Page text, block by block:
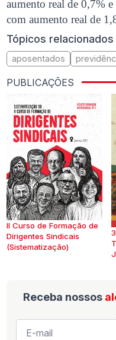
aumento real de 0,7%
com aumento real de
Tópicos relacionados
aposentados
PUBLICAÇÕES
II Curso de Formação de
Dirigentes Sindicais
(Sistematização)
Receba nossos
E-
mail